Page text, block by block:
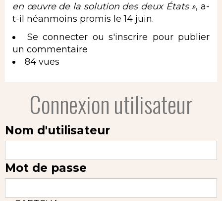
en œuvre de la solution des deux États », a-
t-il néanmoins promis le 14 juin.
Se connecter ou s'inscrire pour publier
un commentaire
84 vues
Connexion utilisateur
Nom d'utilisateur
Mot de passe